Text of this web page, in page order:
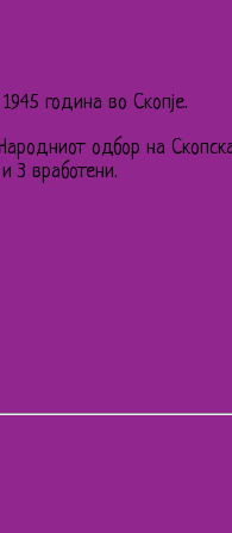
година во Скопје.
одбор на
3 вработени.